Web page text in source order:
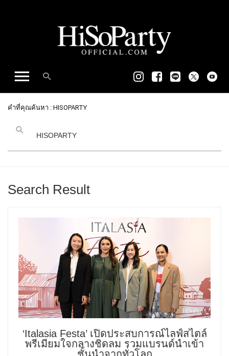
คำที่คุณค้นหา : HISOPARTY
Search Result
‘Italasia Festa’ เปิดประสบการณ์ไลฟ์สไตล์
พรีเมียมใจกลางชิดลม รวมแบรนด์นำเข้า